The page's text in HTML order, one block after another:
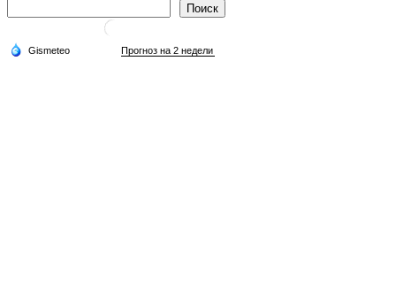
Поиск